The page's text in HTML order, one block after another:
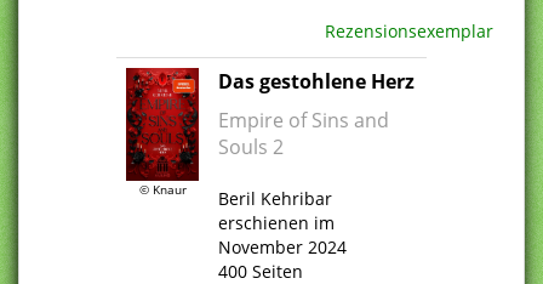
t
Rezensionsexemplar
© Knaur
Das gestohlene Herz
Empire of Sins and
Souls 2
Beril Kehribar
erschienen im
November 2024
400 Seiten